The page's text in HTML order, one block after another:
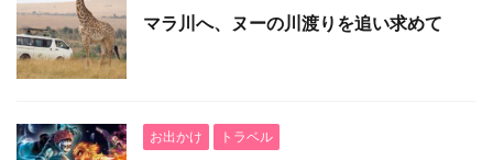
マラ川へ、ヌーの川渡りを追い求めて
お出かけ トラベル